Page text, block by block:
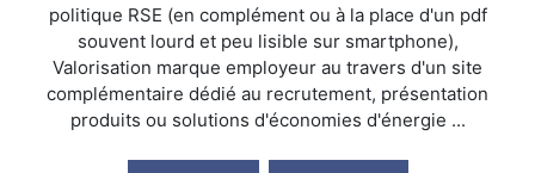
politique RSE (en complément ou à la place d'un pdf
souvent lourd et peu lisible sur smartphone),
Valorisation marque employeur au travers d'un site
complémentaire dédié au recrutement, présentation
produits ou solutions d'économies d'énergie ...